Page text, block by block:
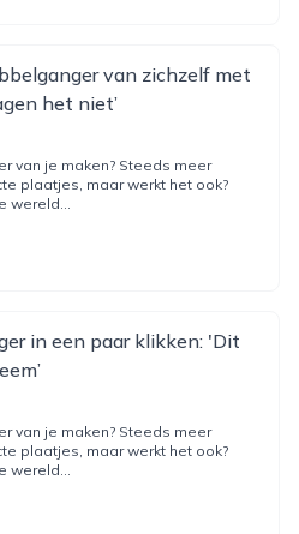
van zichzelf met
het niet’
van je maken? Steeds meer
plaatjes, maar werkt het ook?
wereld...
in een paar klikken: 'Dit
van je maken? Steeds meer
plaatjes, maar werkt het ook?
wereld...